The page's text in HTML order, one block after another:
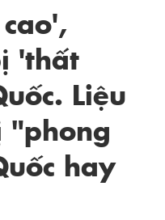
'thất
Liệu
"phong
hay